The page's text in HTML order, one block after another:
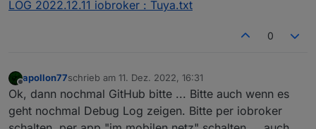
LOG 2022.12.11 iobroker : Tuya.txt
0
Offline
apollon77schrieb am 11. Dez. 2022, 16:31
zuletzt editiert von
Ok, dann nochmal GitHub bitte ... Bitte auch wenn es
geht nochmal Debug Log zeigen. Bitte per iobroker